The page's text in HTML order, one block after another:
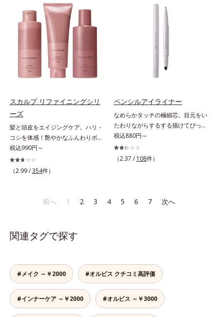
すい肌にうるおいを届けながら、光
拡散効果で乾燥小ジワや毛穴もカバ
ーします。【ラスティング効果】皮
脂選択テカリ防止成分(*5)テカリの
主成分を選択的に吸収し、うるおい
はしっかり残すことでカバー力を保
ちます。*1 メイク効果による*2 角
層の範囲内*3 スキンプロテクト※
防ぐ複合成分 ※ ビルベリー葉エ
キス、タベブイアインペチギノサ樹
皮エキス*4 グリセリルグルコシド
（保湿成分）、（ジメチコン／ビニ
ルジメチコン）クロスポリマー、ジ
メチコン（カバー成分）*5 アクリ
レーツコポリマー
2022年12月22日時点で、科学文献
データベースPubMed及びGoogle
scholarにより国内化粧品業界にお
いて該当文献がないことを確認（ポ
ーラ化成研究所調べ）
したジェルが肌表面の角層をやわら
かくして絡めとり、スクラブがやさ
しく取り去ります。さらに注目した
いのはクリアな肌に整えるクリアコ
ンディショニング処方と、贅沢に配
合された保湿成分。一瞬取り去るだ
けのケアに留まらず、洗うたびにく
すみをため込まないすこやかな肌に
ン酸(*4)がうるおって透き通るよう
な透明感を叶えます。顔色がどんよ
りしている、ファンデのノリがイマ
イチ、肌のざらつきやくすみが気に
なる、化粧水が肌になじまな
い……。こんなお悩みが気になると
きに。週に1～4回、いつもの洗顔料
と置き換えてお使いください。*1
ち、うるおいを保つことで肌を整え
放出されます。またすこやかな美し
さのために、和漢植物由来成分とセ
ラミドをプラス。さらにストレス社
会に負けないためのGABAも配合し
ました。現代社会を生き抜く女性の
すこやかな毎日を応援します。
スカルプ リファイニングシリ
ーズ
髪と頭皮をエイジングケア。ハリ・
コシを体感！艶やかなふんわりボリ
ューム美髪へ。「抜け毛が目立つ」
「ボリュームがない」「ハリ・コシ
がない」という年齢による3大髪悩
ケア(*1)する、オルビスの頭皮ケア
と、うるおったツヤ髪に導く「ブレ
ンドボタニカルエキス(*2)」を配
得できる、褒められ髪をご体感くだ
さい。*1 年齢に応じたお手入れの
こと *2 保湿成分
税込990円～
（2.99 /354件）
ペンシルアイライナー
なめらかタッチの極細芯。目元をい
たわりながらするする描けてぴった
り密着。するする描けてぴったり密
着。なめらかタッチの極細芯アイラ
イナーです。繊細な目のキワにも優
ラスできます。アイラインを描いた
後に、後ろに付いているチップでま
軽減します。※中身を取り替えられ
るリフィルをご用意しています。*
パンテノール配合＝保湿成分
税込880円～
（2.37 / 108件）
前へ 1 2 3 4 5 6 7 次へ
関連タグで探す
#メイク ～￥2000 #オルビス クチコミ高評価
#インナーケア ～￥2000 #オルビス ～￥3000